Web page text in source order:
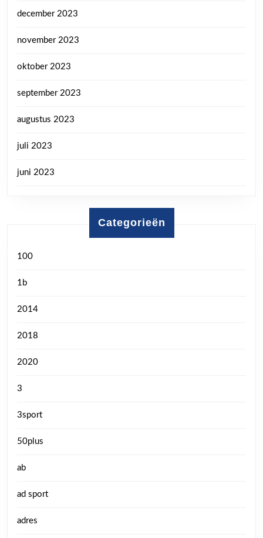
december 2023
november 2023
oktober 2023
september 2023
augustus 2023
juli 2023
juni 2023
Categorieën
100
1b
2014
2018
2020
3
3sport
50plus
ab
ad sport
adres